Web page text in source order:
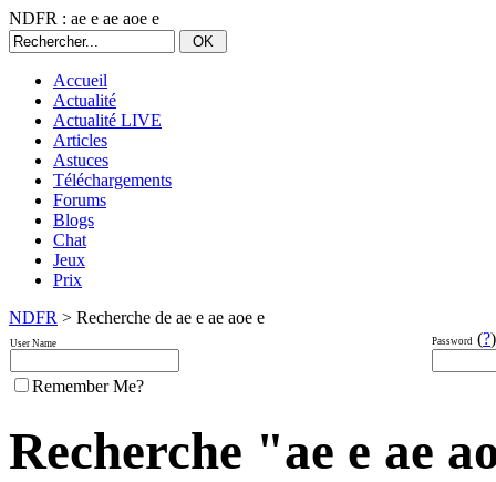
NDFR : ae e ae aoe e
Accueil
Actualité
Actualité LIVE
Articles
Astuces
Téléchargements
Forums
Blogs
Chat
Jeux
Prix
NDFR > Recherche de ae e ae aoe e
User Name Password (?)
Remember Me?
Recherche "ae e ae